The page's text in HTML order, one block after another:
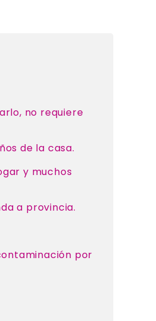
no requiere
de la casa.
y muchos
a provincia.
por